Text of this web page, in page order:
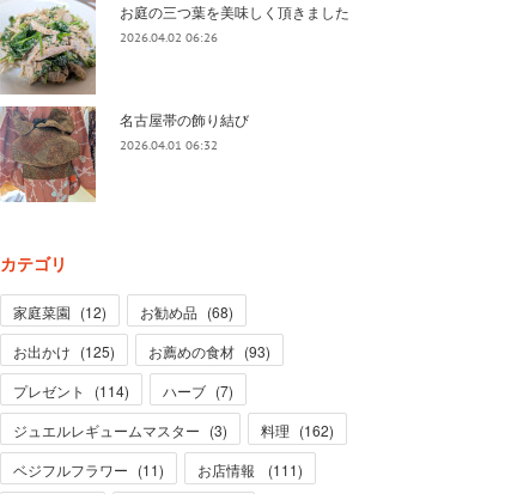
お庭の三つ葉を美味しく頂きました
2026.04.02 06:26
名古屋帯の飾り結び
2026.04.01 06:32
カテゴリ
家庭菜園 (12) お勧め品 (68)
お出かけ (125) お薦めの食材 (93)
プレゼント
(114) ハーブ (7)
ジュエルレギュームマスター (3) 料理 (162)
ベジフルフラワー (11) お店情報 (111)